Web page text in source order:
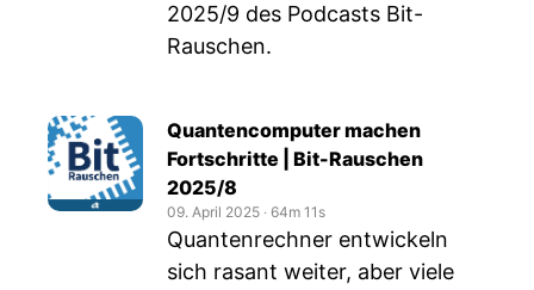
2025/9 des Podcasts Bit-
Rauschen.
Quantencomputer machen
Fortschritte | Bit-Rauschen
2025/8
09. April 2025 ‧ 64m 11s
Quantenrechner entwickeln
sich rasant weiter, aber viele